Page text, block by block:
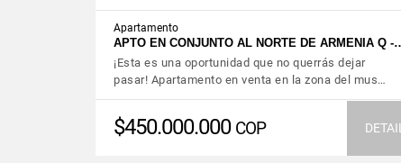
Apartamento
APTO EN CONJUNTO AL NORTE DE ARMENIA Q -
¡Esta es una oportunidad que no querrás dejar
pasar! Apartamento en venta en la zona del mus…
$450.000.000 COP DETAIL